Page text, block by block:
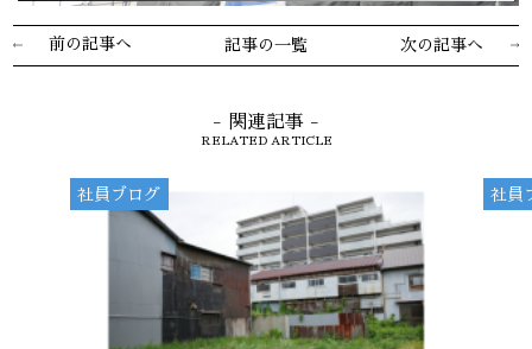
前の記事へ 記事の一覧 次の記事へ
- 関連記事 -
RELATED ARTICLE
社員ブログ 社員